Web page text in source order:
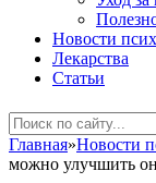
Новости
Лекарства
Статьи
Главная»Новости
можно улучшить